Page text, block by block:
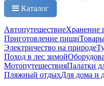
Каталог
АвтопутешествиеХранение
Приготовление пищи
Электричество на природе
Поход в лес зимой
МотопутешествияПалатки
Пляжный отдыхДля дома и